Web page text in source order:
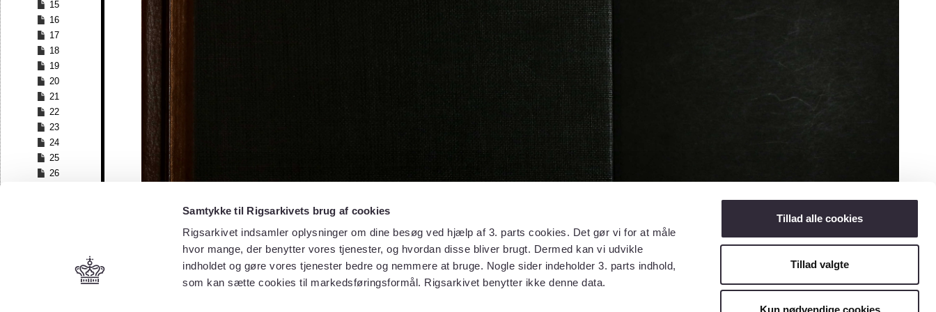
Samtykke til Rigsarkivets brug af cookies
Rigsarkivet indsamler oplysninger om dine besøg ved hjælp af 3. parts cookies. Det gør vi for at måle
hvor mange, der benytter vores tjenester, og hvordan disse bliver brugt. Dermed kan vi udvikle
indholdet og gøre vores tjenester bedre og nemmere at bruge. Nogle sider indeholder 3. parts indhold,
som kan sætte cookies til markedsføringsformål. Rigsarkivet benytter ikke denne data.
Tillad alle cookies
Tillad valgte
Kun nødvendige cookies
15
16
17
18
19
20
21
22
23
24
25
26